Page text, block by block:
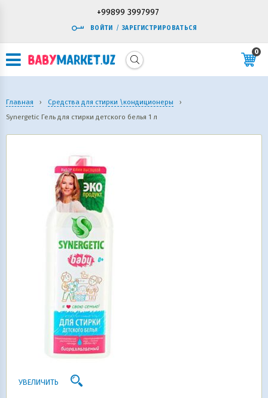
+99899 3997997
ВОЙТИ / ЗАРЕГИСТРИРОВАТЬСЯ
0
Главная › Средства для стирки \кондиционеры
›
Synergetic Гель для стирки детского белья 1 л
УВЕЛИЧИТЬ